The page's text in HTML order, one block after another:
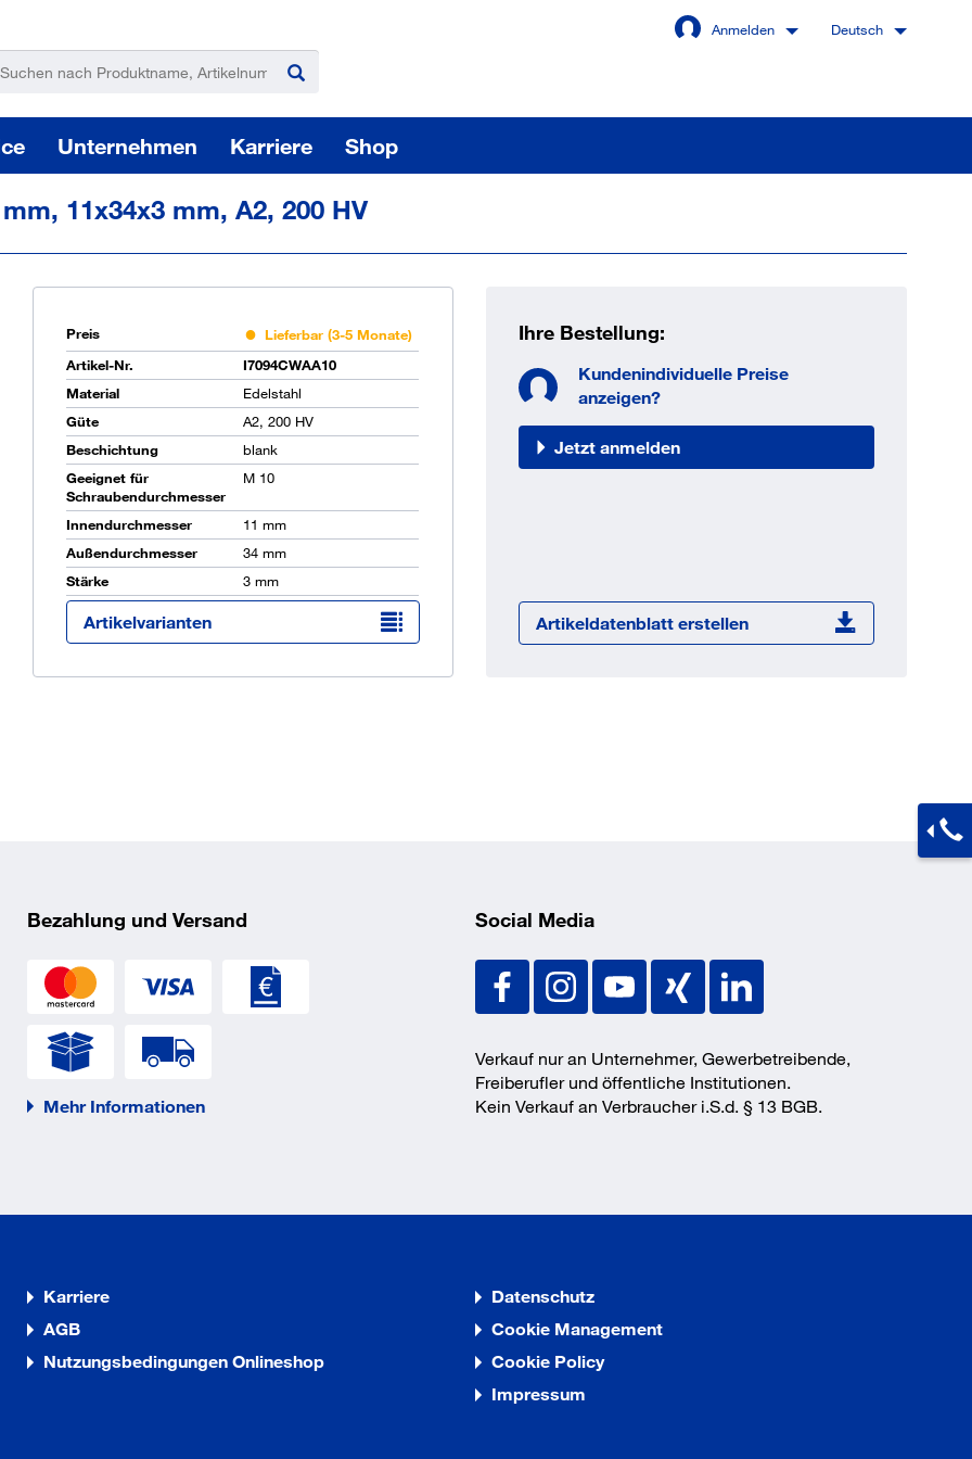
Anmelden
Angemeldet bleiben
Sie sind noch kein Kunde
OCI Schnittstelle zu lhrer
Warenwirtschaft
Deutsch
Unternehmen Karriere Shop
11x34x3 mm, A2, 200 HV
Preis
Lieferbar (3-5 Monate)
Artikel-Nr.
I7094CWAA10
Material
Edelstahl
Güte
A2, 200 HV
Beschichtung
blank
Geeignet für
Schraubendurchmesser
M 10
Innendurchmesser
11 mm
Außendurchmesser
34 mm
Stärke
3 mm
Artikelvarianten
Ihre Bestellung:
Kundenindividuelle Preise
anzeigen?
Jetzt anmelden
Artikeldatenblatt erstellen
Bezahlung und Versand
Mehr Informationen
Social Media
Verkauf nur an Unternehmer, Gewerbetreibende,
Freiberufler und öffentliche Institutionen.
Kein Verkauf an Verbraucher i.S.d. § 13 BGB.
Karriere
AGB
Nutzungsbedingungen Onlineshop
Datenschutz
Cookie Management
Cookie Policy
Impressum